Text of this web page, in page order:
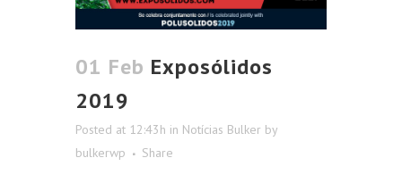
01 Feb Exposólidos
2019
Posted at 12:43h in Notícias Bulker by
bulkerwp
Share